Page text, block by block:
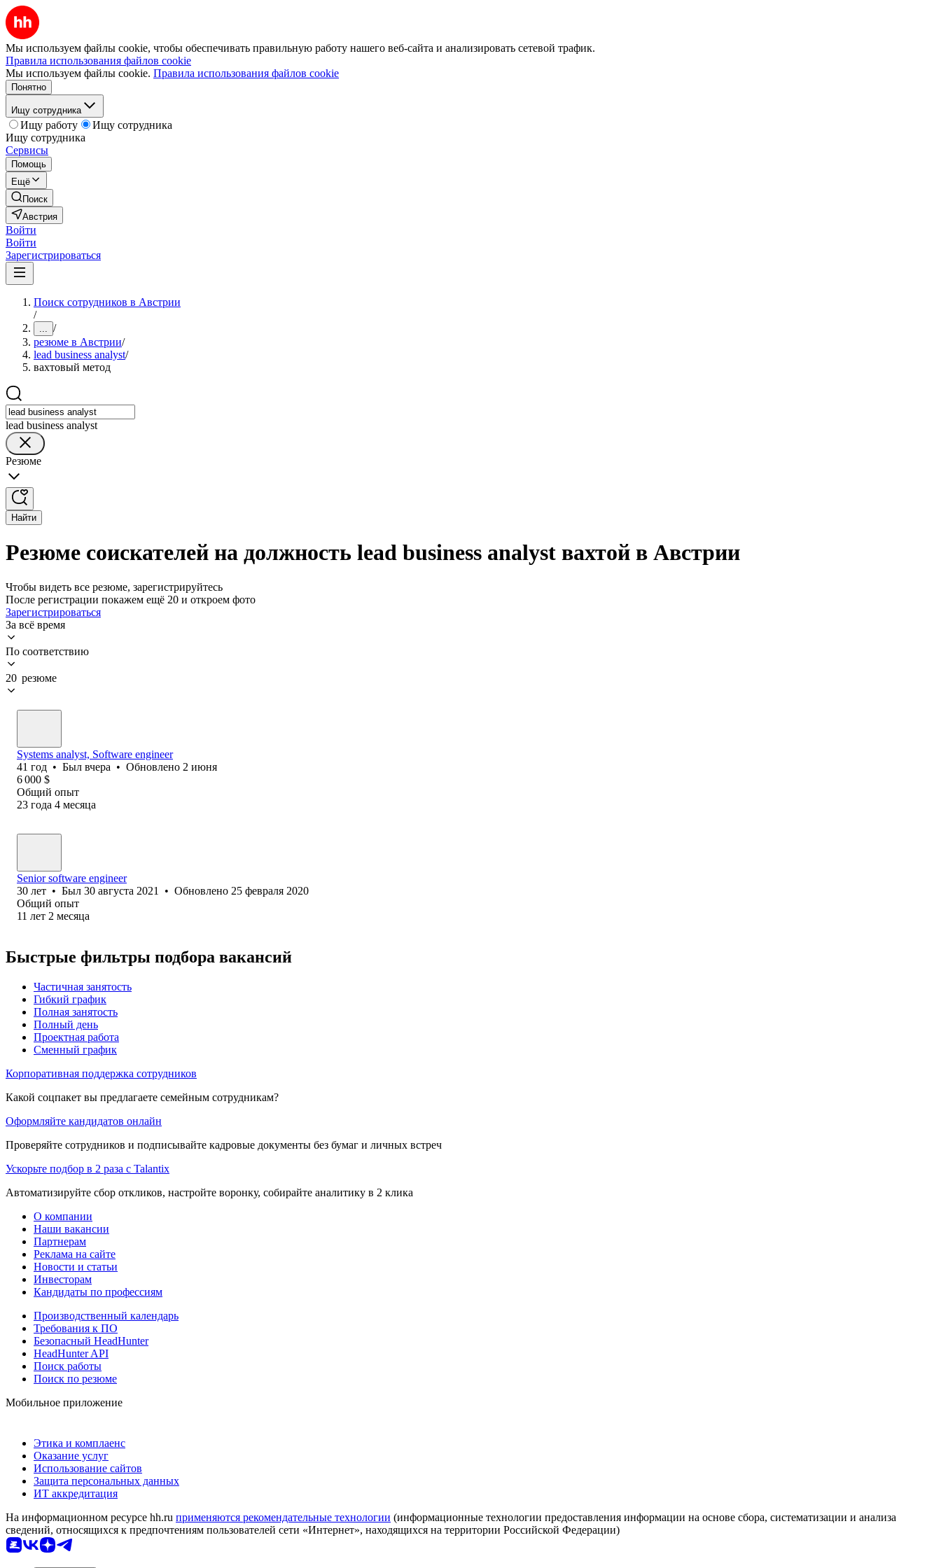
Мы используем файлы cookie, чтобы обеспечивать правильную работу нашего веб-сайта и анализировать сетевой трафик.
Правила использования файлов cookie
Мы используем файлы cookie. Правила использования файлов cookie
Понятно
Ищу сотрудника
Ищу работу
Ищу сотрудника
Ищу сотрудника
Сервисы
Помощь
Ещё
Поиск
Австрия
Войти
Войти
Зарегистрироваться
Поиск сотрудников в Австрии
/
... /
резюме в Австрии/
lead business analyst/
вахтовый метод
lead business analyst
Резюме
Найти
Резюме соискателей на должность lead business analyst вахтой в Австрии
Чтобы видеть все резюме, зарегистрируйтесь
После регистрации покажем ещё 20 и откроем фото
Зарегистрироваться
За всё время
По соответствию
20 резюме
Systems analyst, Software еngineer
41 год • Был вчера • Обновлено 2 июня
6 000 $
Общий опыт
23 года 4 месяца
Senior software engineer
30 лет • Был 30 августа 2021 • Обновлено 25 февраля 2020
Общий опыт
11 лет 2 месяца
Быстрые фильтры подбора вакансий
Частичная занятость
Гибкий график
Полная занятость
Полный день
Проектная работа
Сменный график
Корпоративная поддержка сотрудников
Какой соцпакет вы предлагаете семейным сотрудникам?
Оформляйте кандидатов онлайн
Проверяйте сотрудников и подписывайте кадровые документы без бумаг и личных встреч
Ускорьте подбор в 2 раза с Talantix
Автоматизируйте сбор откликов, настройте воронку, собирайте аналитику в 2 клика
О компании
Наши вакансии
Партнерам
Реклама на сайте
Новости и статьи
Инвесторам
Кандидаты по профессиям
Производственный календарь
Требования к ПО
Безопасный HeadHunter
HeadHunter API
Поиск работы
Поиск по резюме
Мобильное приложение
Этика и комплаенс
Оказание услуг
Использование сайтов
Защита персональных данных
ИТ аккредитация
На информационном ресурсе hh.ru применяются рекомендательные технологии (информационные технологии предоставления информации на основе сбора, систематизации и анализа
сведений, относящихся к предпочтениям пользователей сети «Интернет», находящихся на территории Российской Федерации)